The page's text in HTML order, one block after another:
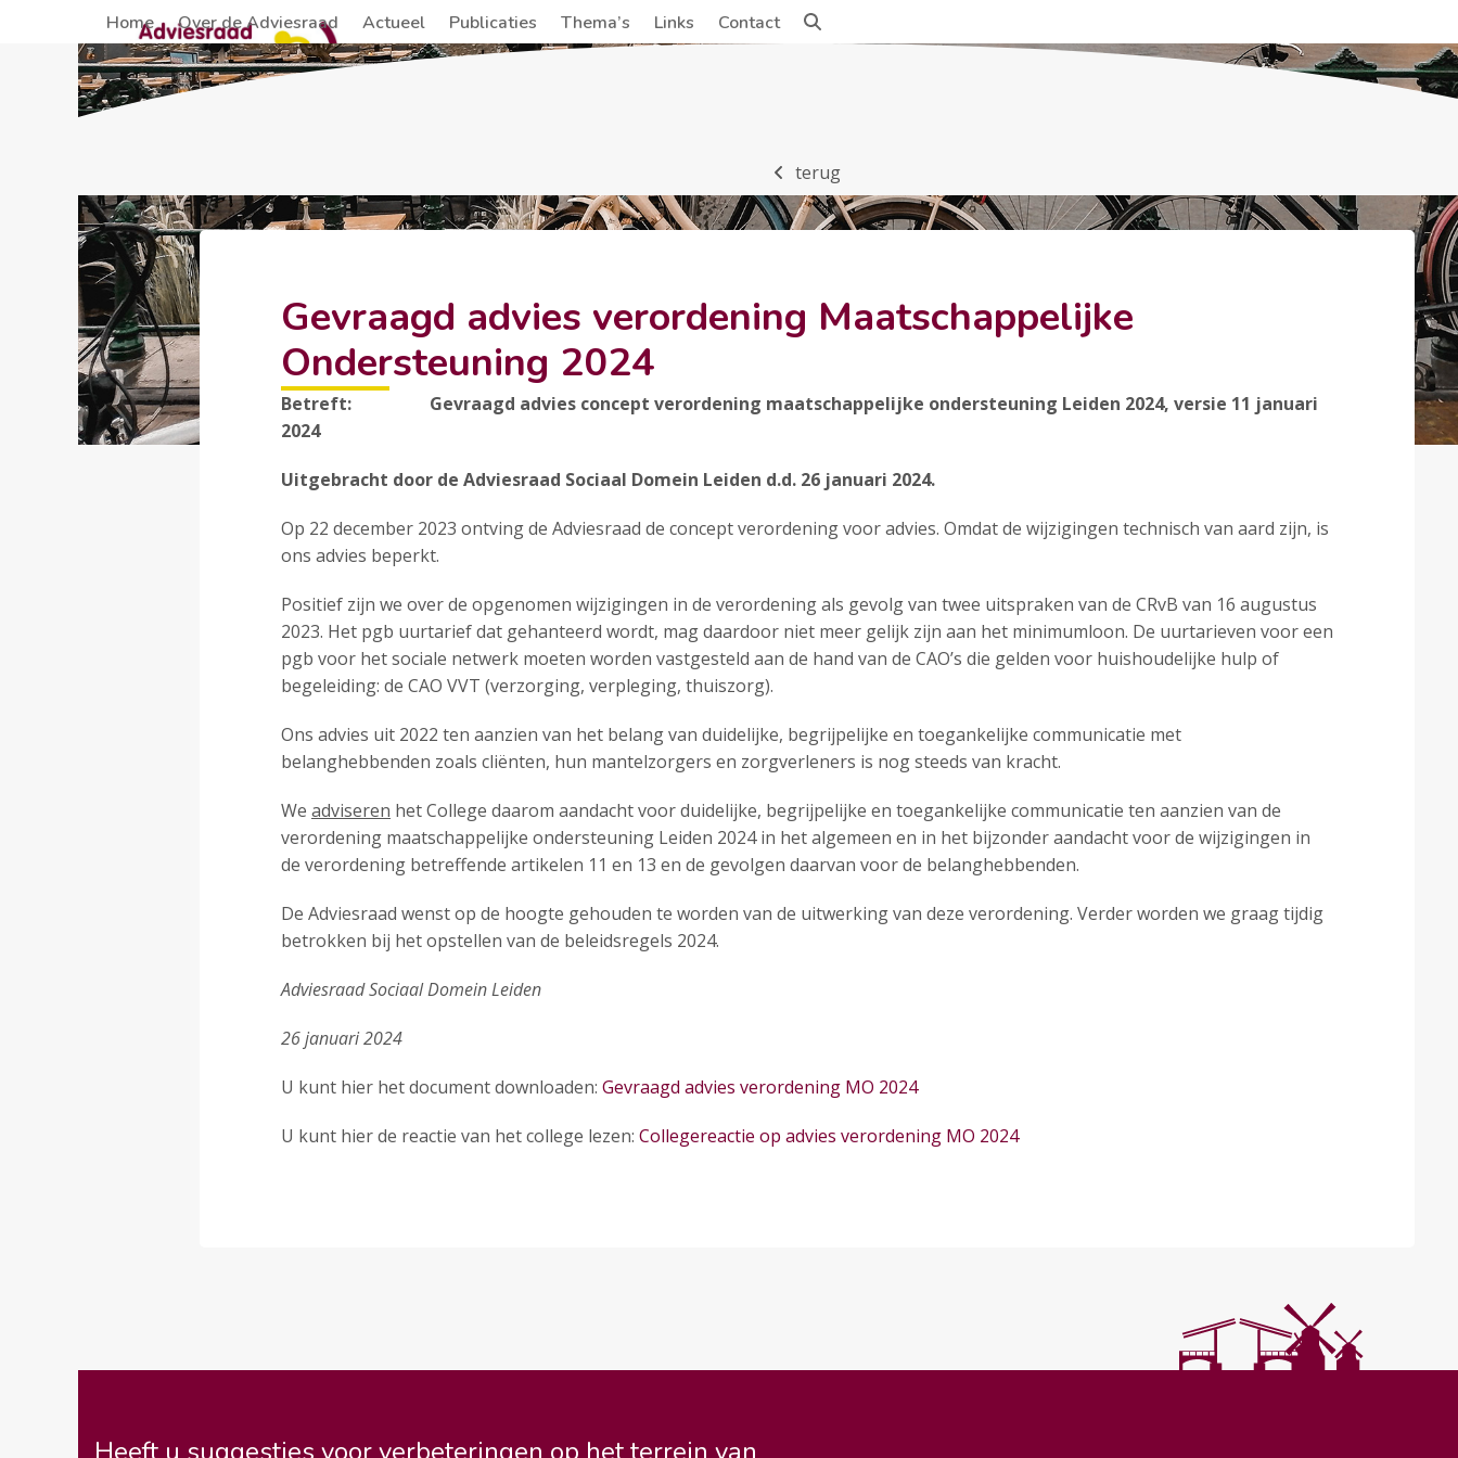
Home Over de Adviesraad Actueel Publicaties Thema’s Links Contact
terug
Gevraagd advies verordening Maatschappelijke
Ondersteuning 2024
Betreft: Gevraagd advies concept verordening maatschappelijke ondersteuning Leiden 2024, versie 11 januari
2024
Uitgebracht door de Adviesraad Sociaal Domein Leiden d.d. 26 januari 2024.
Op 22 december 2023 ontving de Adviesraad de concept verordening voor advies. Omdat de wijzigingen technisch van aard zijn, is
ons advies beperkt.
Positief zijn we over de opgenomen wijzigingen in de verordening als gevolg van twee uitspraken van de CRvB van 16 augustus
2023. Het pgb uurtarief dat gehanteerd wordt, mag daardoor niet meer gelijk zijn aan het minimumloon. De uurtarieven voor een
pgb voor het sociale netwerk moeten worden vastgesteld aan de hand van de CAO’s die gelden voor huishoudelijke hulp of
begeleiding: de CAO VVT (verzorging, verpleging, thuiszorg).
Ons advies uit 2022 ten aanzien van het belang van duidelijke, begrijpelijke en toegankelijke communicatie met
belanghebbenden zoals cliënten, hun mantelzorgers en zorgverleners is nog steeds van kracht.
We adviseren het College daarom aandacht voor duidelijke, begrijpelijke en toegankelijke communicatie ten aanzien van de
verordening maatschappelijke ondersteuning Leiden 2024 in het algemeen en in het bijzonder aandacht voor de wijzigingen in
de verordening betreffende artikelen 11 en 13 en de gevolgen daarvan voor de belanghebbenden.
De Adviesraad wenst op de hoogte gehouden te worden van de uitwerking van deze verordening. Verder worden we graag tijdig
betrokken bij het opstellen van de beleidsregels 2024.
Adviesraad Sociaal Domein Leiden
26 januari 2024
U kunt hier het document downloaden: Gevraagd advies verordening MO 2024
U kunt hier de reactie van het college lezen: Collegereactie op advies verordening MO 2024